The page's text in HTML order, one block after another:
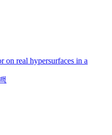
on real hypersurfaces in a